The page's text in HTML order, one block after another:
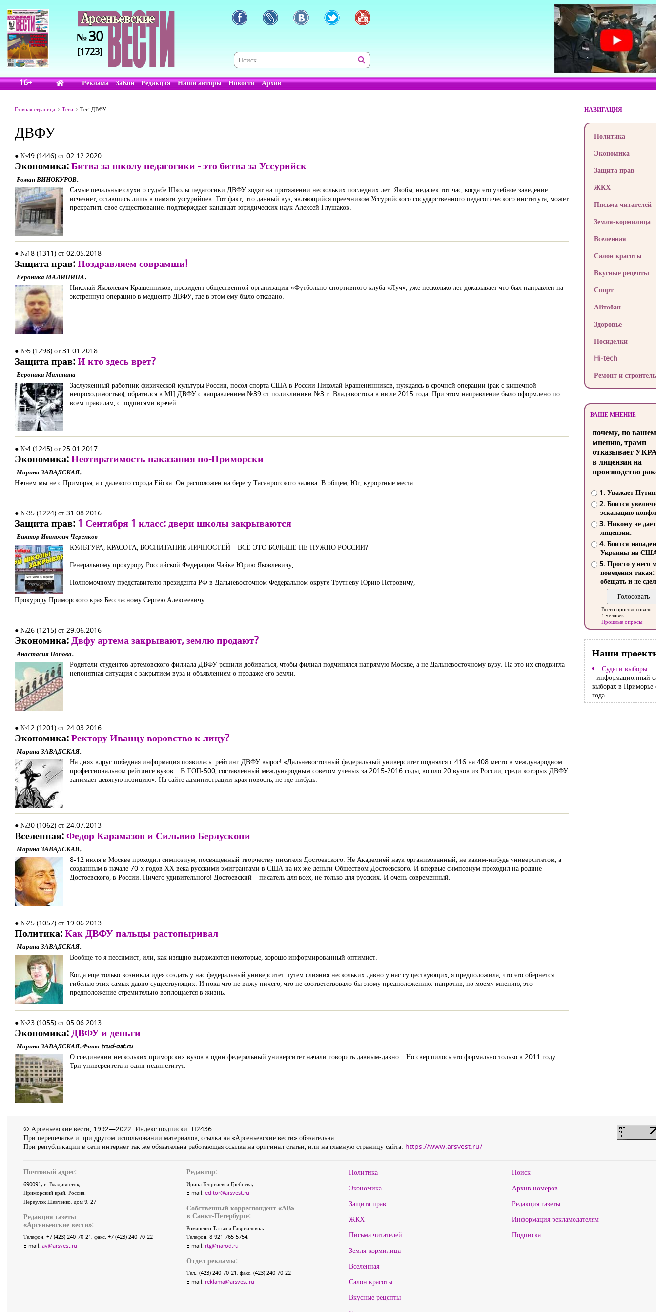
№30
[1723]
16+ Реклама ЗаКон Редакция Наши авторы Новости Архив
Главная страница Теги Тег: ДВФУ
ДВФУ
● №49 (1446) от 02.12.2020
Экономика:Битва за школу педагогики - это битва за Уссурийск
Роман ВИНОКУРОВ.
Самые печальные слухи о судьбе Школы педагогики ДВФУ ходят на протяжении нескольких последних лет. Якобы, недалек тот час, когда это учебное заведение
исчезнет, оставшись лишь в памяти уссурийцев. Тот факт, что данный вуз, являющийся преемником Уссурийского государственного педагогического института, может
прекратить свое существование, подтверждает кандидат юридических наук Алексей Глушаков.
● №18 (1311) от 02.05.2018
Защита прав:Поздравляем соврамши!
Вероника МАЛИНИНА.
Николай Яковлевич Крашенников, президент общественной организации «Футбольно-спортивного клуба «Луч», уже несколько лет доказывает что был направлен на
экстренную операцию в медцентр ДВФУ, где в этом ему было отказано.
● №5 (1298) от 31.01.2018
Защита прав:И кто здесь врет?
Вероника Малинина
Заслуженный работник физической культуры России, посол спорта США в России Николай Крашенинников, нуждаясь в срочной операции (рак с кишечной
непроходимостью), обратился в МЦ ДВФУ с направлением №39 от поликлиники №3 г. Владивостока в июле 2015 года. При этом направление было оформлено по
всем правилам, с подписями врачей.
● №4 (1245) от 25.01.2017
Экономика:Неотвратимость наказания по-Приморски
Марина ЗАВАДСКАЯ.
Начнем мы не с Приморья, а с далекого города Ейска. Он расположен на берегу Таганрогского залива. В общем, Юг, курортные места.
● №35 (1224) от 31.08.2016
Защита прав: 1 Сентября 1 класс: двери школы закрываются
Виктор Иванович Черепков
КУЛЬТУРА, КРАСОТА, ВОСПИТАНИЕ ЛИЧНОСТЕЙ – ВСЁ ЭТО БОЛЬШЕ НЕ НУЖНО РОССИИ?
Генеральному прокурору Российской Федерации Чайке Юрию Яковлевичу,
Полномочному представителю президента РФ в Дальневосточном Федеральном округе Трутневу Юрию Петровичу,
Прокурору Приморского края Бессчасному Сергею Алексеевичу.
● №26 (1215) от 29.06.2016
Экономика:Двфу артема закрывают, землю продают?
Анастасия Попова.
Родители студентов артемовского филиала ДВФУ решили добиваться, чтобы филиал подчинялся напрямую Москве, а не Дальневосточному вузу. На это их сподвигла
непонятная ситуация с закрытием вуза и объявлением о продаже его земли.
● №12 (1201) от 24.03.2016
Экономика:Ректору Иванцу воровство к лицу?
Марина ЗАВАДСКАЯ.
На днях вдруг победная информация появилась: рейтинг ДВФУ вырос! «Дальневосточный федеральный университет поднялся с 416 на 408 место в международном
профессиональном рейтинге вузов… В ТОП-500, составленный международным советом ученых за 2015-2016 годы, вошло 20 вузов из России, среди которых ДВФУ
занимает девятую позицию». На сайте администрации края новость, не где-нибудь.
● №30 (1062) от 24.07.2013
Вселенная:Федор Карамазов и Сильвио Берлускони
Марина ЗАВАДСКАЯ.
8-12 июля в Москве проходил симпозиум, посвященный творчеству писателя Достоевского. Не Академией наук организованный, не каким-нибудь университетом, а
созданным в начале 70-х годов ХХ века русскими эмигрантами в США на их же деньги Обществом Достоевского. И впервые симпозиум проходил на родине
Достоевского, в России. Ничего удивительного! Достоевский – писатель для всех, не только для русских. И очень современный.
● №25 (1057) от 19.06.2013
Политика:Как ДВФУ пальцы растопыривал
Марина ЗАВАДСКАЯ.
Вообще-то я пессимист, или, как изящно выражаются некоторые, хорошо информированный оптимист.
Когда еще только возникла идея создать у нас федеральный университет путем слияния нескольких давно у нас существующих, я предположила, что это обернется
гибелью этих самых давно существующих. И пока что не вижу ничего, что не соответствовало бы этому предположению: напротив, по моему мнению, это
предположение стремительно воплощается в жизнь.
● №23 (1055) от 05.06.2013
Экономика:ДВФУ и деньги
Марина ЗАВАДСКАЯ. Фото trud-ost.ru
О соединении нескольких приморских вузов в один федеральный университет начали говорить давным-давно… Но свершилось это формально только в 2011 году.
Три университета и один пединститут.
НАВИГАЦИЯ
Политика
Экономика
Защита прав
ЖКХ
Письма читателей
Земля-кормилица
Вселенная
Салон красоты
Вкусные рецепты
Спорт
АВтобан
Здоровье
Посиделки
Hi-tech
Ремонт и
ВАШЕ МНЕНИЕ
почему, по
мнению, трамп
отказывает
в лицензии на
производство
1. Уважает
2. Боится
эскалацию
3. Никому не
лицензии.
4. Боится
Украины на
5. Просто у него
поведения такая:
обещать и не
Всего проголосовало
1 человек
Прошлые опросы
Наши
Суды и выборы
- информационный
выборах в Приморье
года
© Арсеньевские вести, 1992—2022. Индекс подписки: П2436
При перепечатке и при другом использовании материалов, ссылка на «Арсеньевские вести» обязательна.
При републикации в сети интернет так же обязательна работающая ссылка на оригинал статьи, или на главную страницу сайта: https://www.arsvest.ru/
Почтовый адрес:
690091, г. Владивосток,
Приморский край, Россия.
Переулок Шевченко, дом 9, 27
Редакция газеты
«Арсеньевские вести»:
Телефон: +7 (423) 240-70-21, факс: +7 (423) 240-70-22
E-mail: av@arsvest.ru
Редактор:
Ирина Георгиевна Гребнёва,
E-mail: editor@arsvest.ru
Собственный корреспондент «АВ»
в Санкт-Петербурге:
Романенко Татьяна Гаврииловна,
Телефон: 8-921-765-5754,
E-mail: rtg@narod.ru
Отдел рекламы:
Тел.: (423) 240-70-21, факс: (423) 240-70-22
E-mail: reklama@arsvest.ru
Политика
Экономика
Защита прав
ЖКХ
Письма читателей
Земля-кормилица
Вселенная
Салон красоты
Вкусные рецепты
Поиск
Архив номеров
Редакция газеты
Информация рекламодателям
Подписка